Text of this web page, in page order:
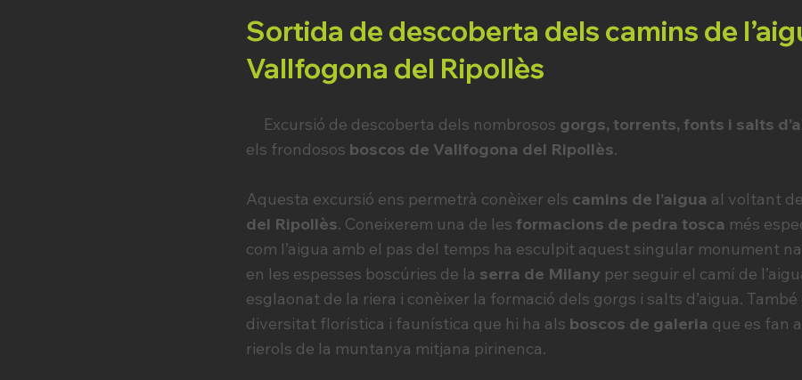
Sortida de descoberta dels camins de
Vallfogona del Ripollès
Excursió de descoberta dels nombrosos gorgs, torrents, fonts i salts
els frondosos boscos de Vallfogona del Ripollès.
Aquesta excursió ens permetrà conèixer els camins de l’aigua al voltant
del Ripollès. Coneixerem una de les formacions de pedra tosca més
com l’aigua amb el pas del temps ha esculpit aquest singular monument
en les espesses boscúries de la serra de Milany per seguir el camí de
esglaonat de la riera i conèixer la formació dels gorgs i salts d’aigua.
diversitat florística i faunística que hi ha als boscos de galeria que es fan
rierols de la muntanya mitjana pirinenca.